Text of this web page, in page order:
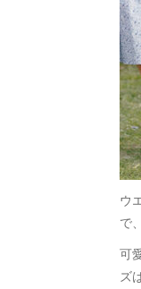
ウ
で
可
ズ